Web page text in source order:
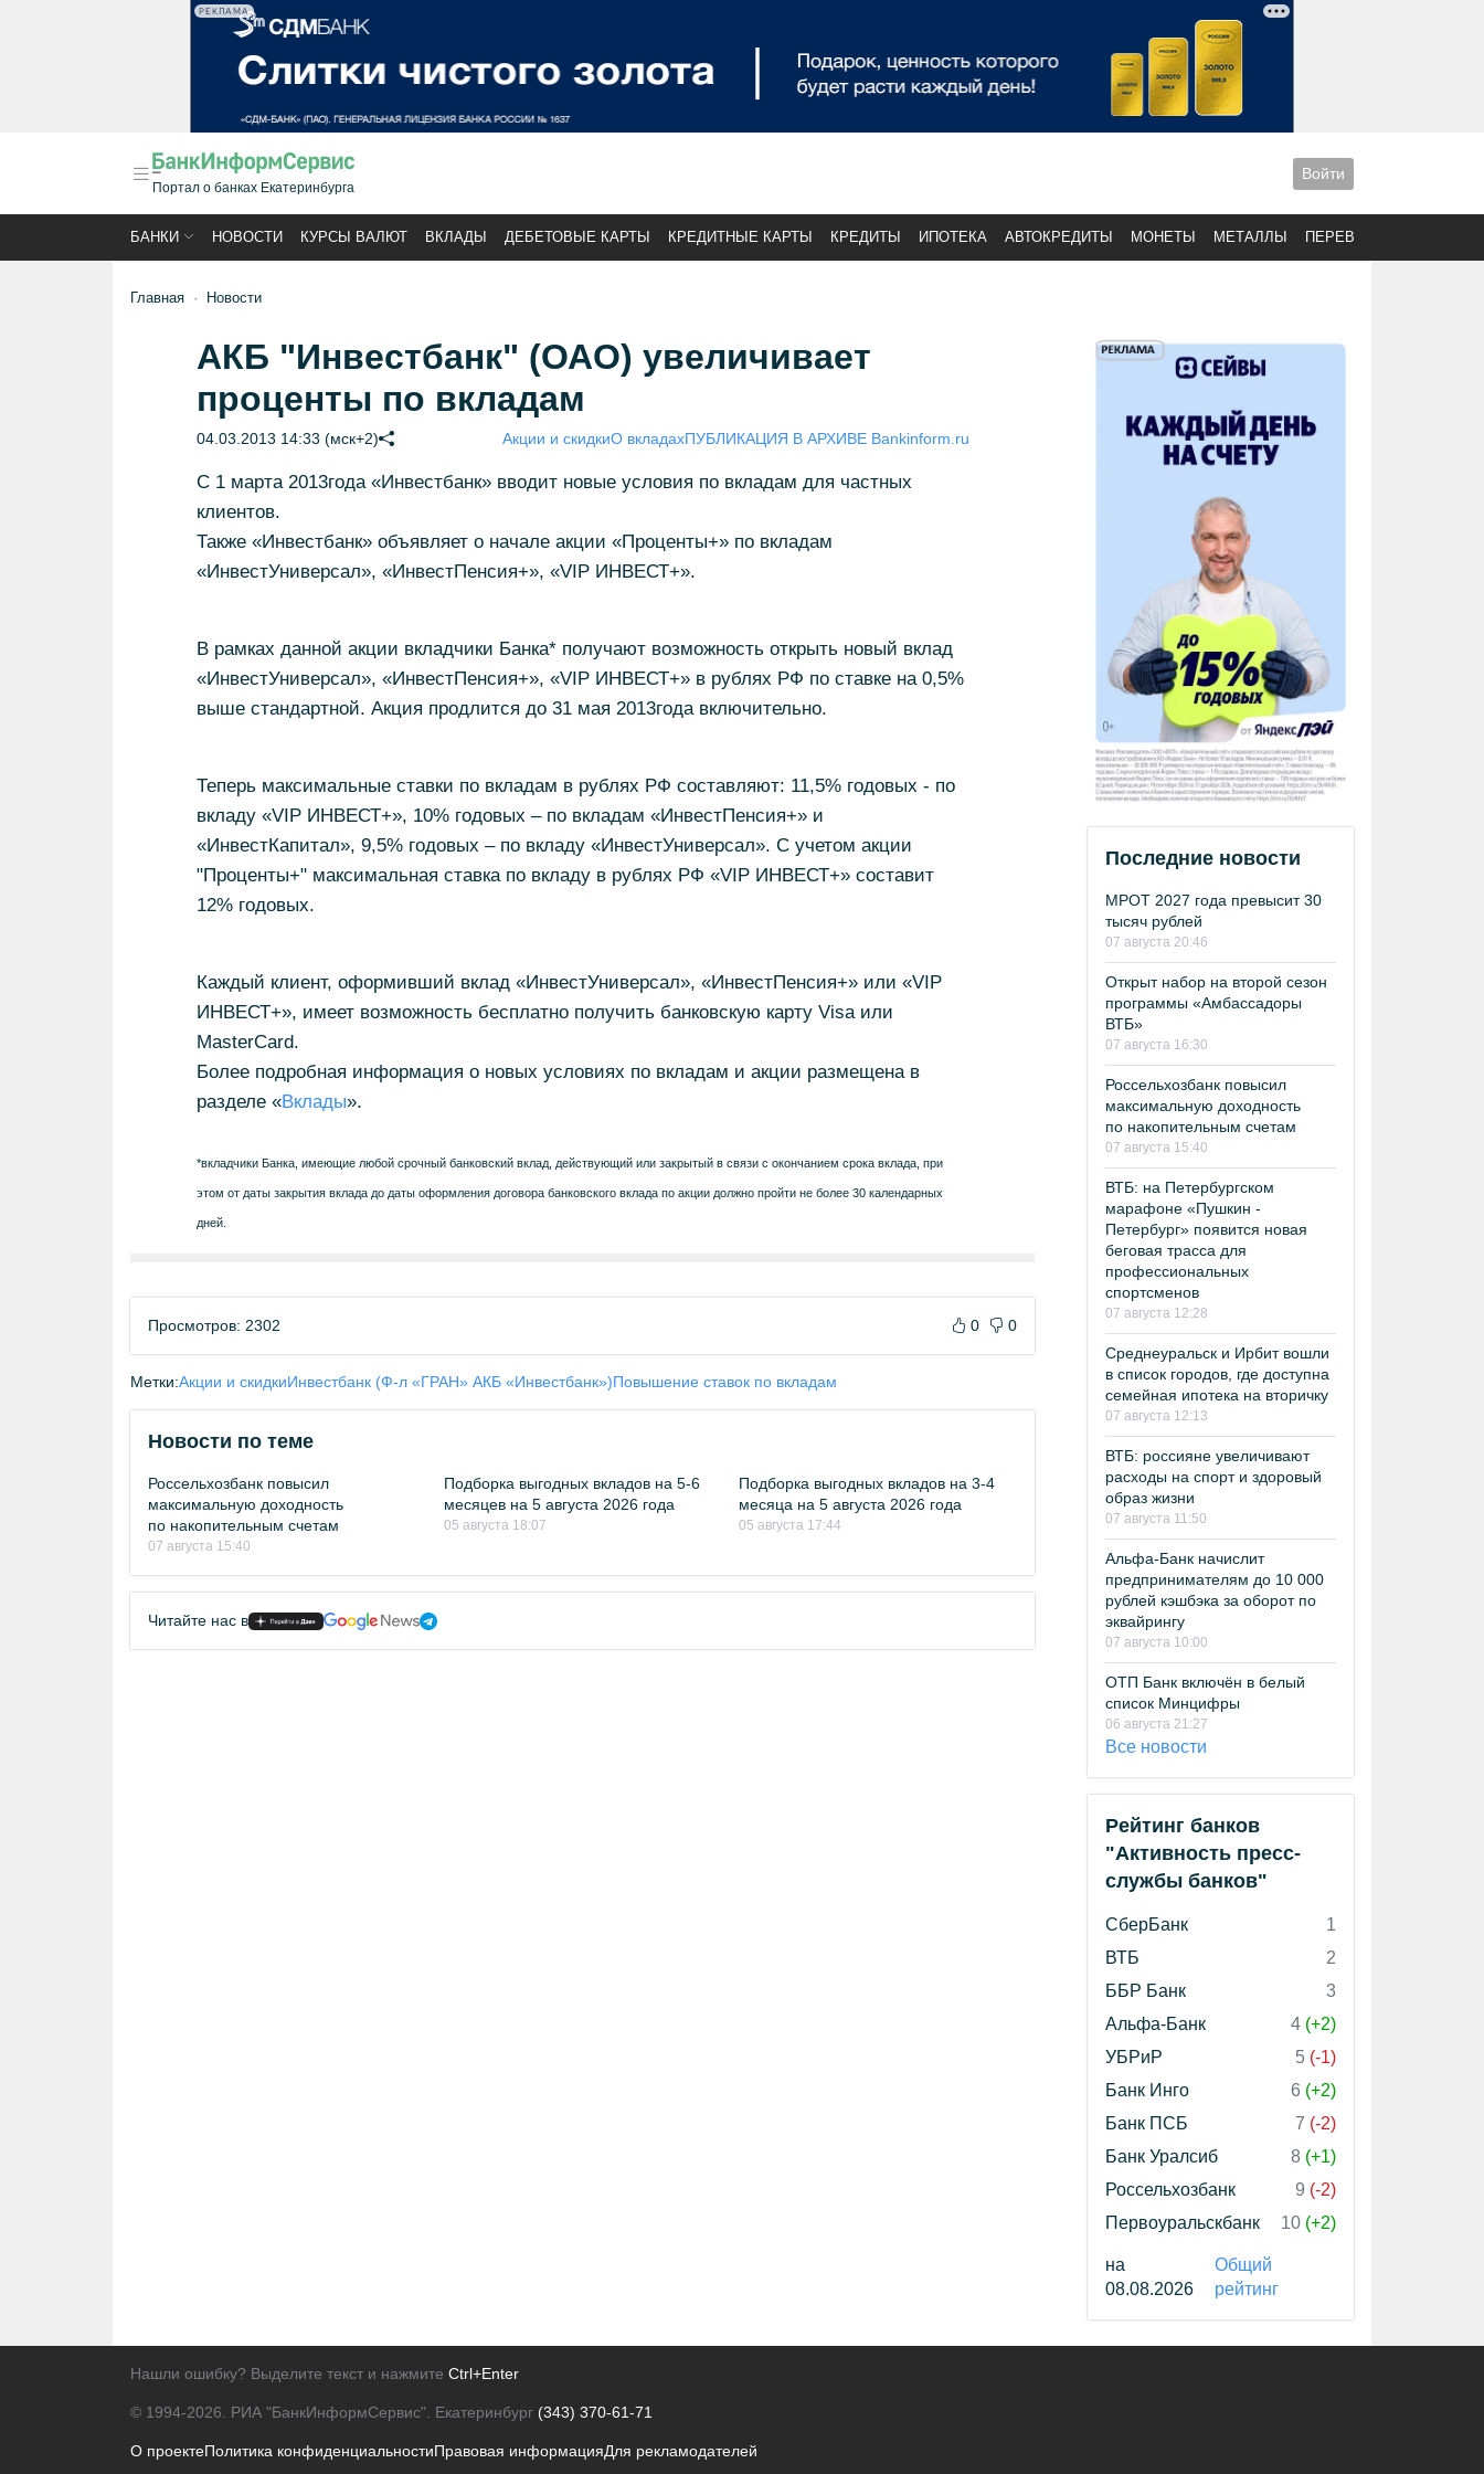
РЕКЛАМА
Портал о банках Екатеринбурга
Войти
БАНКИ НОВОСТИ КУРСЫ ВАЛЮТ ВКЛАДЫ ДЕБЕТОВЫЕ КАРТЫ КРЕДИТНЫЕ КАРТЫ КРЕДИТЫ ИПОТЕКА АВТОКРЕДИТЫ МОНЕТЫ МЕТАЛЛЫ ПЕРЕВОДЫ
Главная Новости
АКБ "Инвестбанк" (ОАО) увеличивает
проценты по вкладам
04.03.2013 14:33 (мск+2) Акции и скидкиО вкладахПУБЛИКАЦИЯ В АРХИВЕ Bankinform.ru
С 1 марта 2013года «Инвестбанк» вводит новые условия по вкладам для частных
клиентов.
Также «Инвестбанк» объявляет о начале акции «Проценты+» по вкладам
«ИнвестУниверсал», «ИнвестПенсия+», «VIP ИНВЕСТ+».
В рамках данной акции вкладчики Банка* получают возможность открыть новый вклад
«ИнвестУниверсал», «ИнвестПенсия+», «VIP ИНВЕСТ+» в рублях РФ по ставке на 0,5%
выше стандартной. Акция продлится до 31 мая 2013года включительно.
Теперь максимальные ставки по вкладам в рублях РФ составляют: 11,5% годовых - по
вкладу «VIP ИНВЕСТ+», 10% годовых – по вкладам «ИнвестПенсия+» и
«ИнвестКапитал», 9,5% годовых – по вкладу «ИнвестУниверсал». C учетом акции
"Проценты+" максимальная ставка по вкладу в рублях РФ «VIP ИНВЕСТ+» составит
12% годовых.
Каждый клиент, оформивший вклад «ИнвестУниверсал», «ИнвестПенсия+» или «VIP
ИНВЕСТ+», имеет возможность бесплатно получить банковскую карту Visa или
MasterCard.
Более подробная информация о новых условиях по вкладам и акции размещена в
разделе «Вклады».
*вкладчики Банка, имеющие любой срочный банковский вклад, действующий или закрытый в связи с окончанием срока вклада, при
этом от даты закрытия вклада до даты оформления договора банковского вклада по акции должно пройти не более 30 календарных
дней.
Просмотров: 2302 0 0
Метки:Акции и скидкиИнвестбанк (Ф-л «ГРАН» АКБ «Инвестбанк»)Повышение ставок по вкладам
Новости по теме
Россельхозбанк повысил
максимальную доходность
по накопительным счетам
07 августа 15:40
Подборка выгодных вкладов на 5-6
месяцев на 5 августа 2026 года
05 августа 18:07
Подборка выгодных вкладов на 3-4
месяца на 5 августа 2026 года
05 августа 17:44
Читайте нас в
Последние новости
МРОТ 2027 года превысит 30
тысяч рублей
07 августа 20:46
Открыт набор на второй сезон
программы «Амбассадоры
ВТБ»
07 августа 16:30
Россельхозбанк повысил
максимальную доходность
по накопительным счетам
07 августа 15:40
ВТБ: на Петербургском
марафоне «Пушкин -
Петербург» появится новая
беговая трасса для
профессиональных
спортсменов
07 августа 12:28
Среднеуральск и Ирбит вошли
в список городов, где доступна
семейная ипотека на вторичку
07 августа 12:13
ВТБ: россияне увеличивают
расходы на спорт и здоровый
образ жизни
07 августа 11:50
Альфа-Банк начислит
предпринимателям до 10 000
рублей кэшбэка за оборот по
эквайрингу
07 августа 10:00
ОТП Банк включён в белый
список Минцифры
06 августа 21:27
Все новости
Рейтинг банков
"Активность пресс-
службы банков"
СберБанк
1
ВТБ
2
ББР Банк
3
Альфа-Банк
4 (+2)
УБРиР
5 (-1)
Банк Инго
6 (+2)
Банк ПСБ
7 (-2)
Банк Уралсиб
8 (+1)
Россельхозбанк
9 (-2)
Первоуральскбанк
10 (+2)
на
08.08.2026
Общий
рейтинг
Нашли ошибку? Выделите текст и нажмите Ctrl+Enter
© 1994-2026. РИА "БанкИнформСервис". Екатеринбург (343) 370-61-71
О проектеПолитика конфиденциальностиПравовая информацияДля рекламодателей